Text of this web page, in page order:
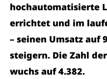
hochautomatisierte
errichtet und im
– seinen Umsatz auf
steigern. Die Zahl
wuchs auf 4.382.